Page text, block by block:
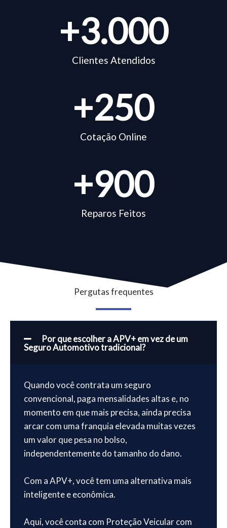
Clientes Atendidos
+3.000
Cotação Online
+250
Reparos Feitos
+900
Pergutas frequentes
Por que escolher a APV+ em vez de um
Seguro Automotivo tradicional?
Quando você contrata um seguro
convencional, paga mensalidades altas e, no
momento em que mais precisa, ainda precisa
arcar com uma franquia elevada muitas vezes
um valor que pesa no bolso,
independentemente do tamanho do dano.
Com a APV+, você tem uma alternativa mais
inteligente e econômica.
Aqui, você conta com Proteção Veicular com